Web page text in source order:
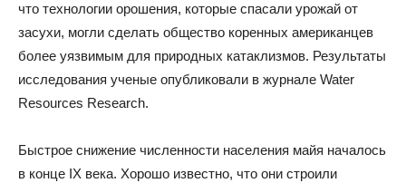
что технологии орошения, которые спасали урожай от
засухи, могли сделать общество коренных американцев
более уязвимым для природных катаклизмов. Результаты
исследования ученые опубликовали в журнале Water
Resources Research.
Быстрое снижение численности населения майя началось
в конце IX века. Хорошо известно, что они строили